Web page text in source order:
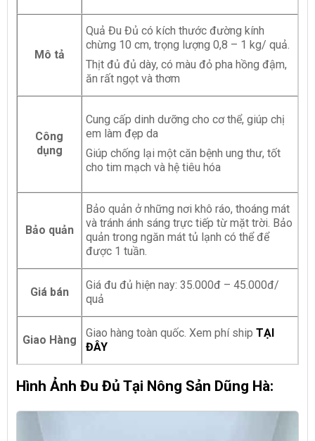
Mô tả
Quả Đu Đủ có kích thước đường kính
chừng 10 cm, trọng lượng 0,8 – 1 kg/ quả.
Thịt đủ đủ dày, có màu đỏ pha hồng đậm,
ăn rất ngọt và thơm
Công
dụng
Cung cấp dinh dưỡng cho cơ thể, giúp chị
em làm đẹp da
Giúp chống lại một căn bệnh ung thư, tốt
cho tim mạch và hệ tiêu hóa
Bảo quản
Bảo quản ở những nơi khô ráo, thoáng mát
và tránh ánh sáng trực tiếp từ mặt trời. Bảo
quản trong ngăn mát tủ lạnh có thể để
được 1 tuần.
Giá bán
Giá đu đủ hiện nay: 35.000đ – 45.000đ/
quả
Giao Hàng
Giao hàng toàn quốc. Xem phí ship TẠI
ĐÂY
Hình Ảnh Đu Đủ Tại Nông Sản Dũng Hà: